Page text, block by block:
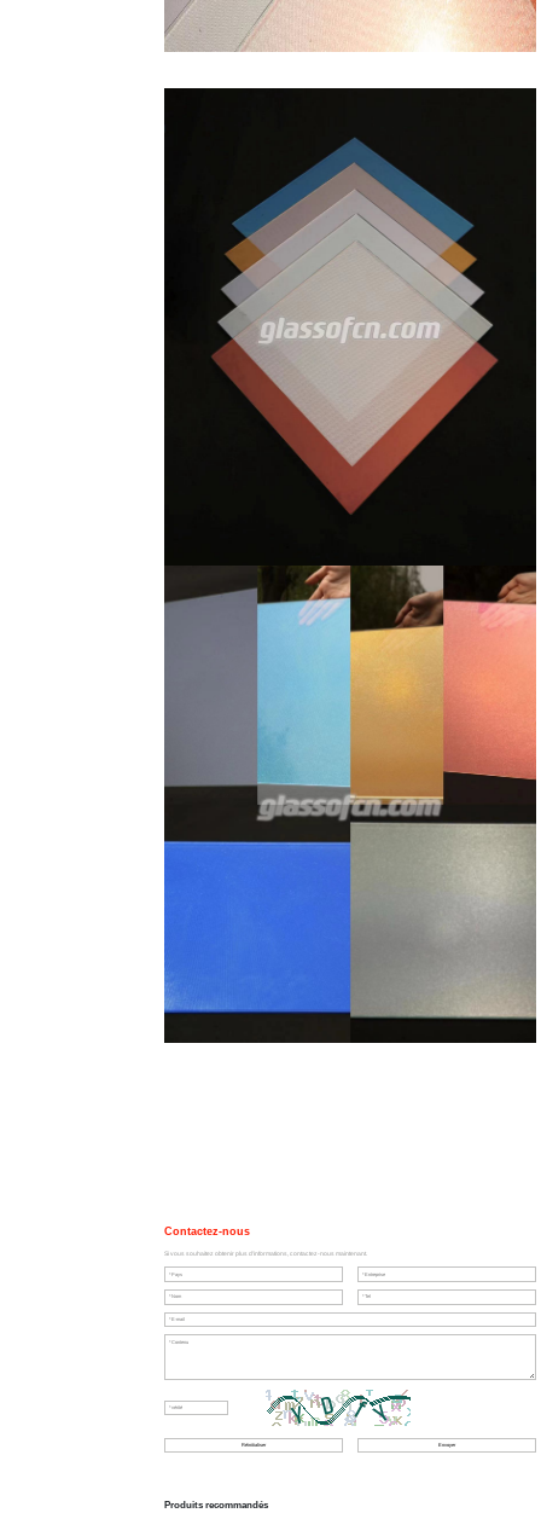
Contactez-nous
Si vous souhaitez obtenir plus d'informations, contactez-nous maintenant.
Produits recommandés